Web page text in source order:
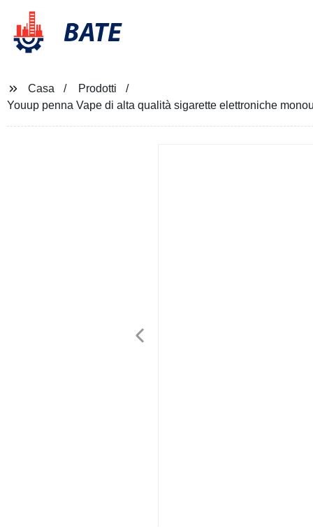
BATE
Casa
Prodotti
Youup penna Vape di alta qualità sigarette elettroniche